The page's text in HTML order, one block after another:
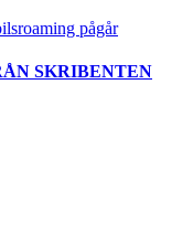
pågår
SKRIBENTEN